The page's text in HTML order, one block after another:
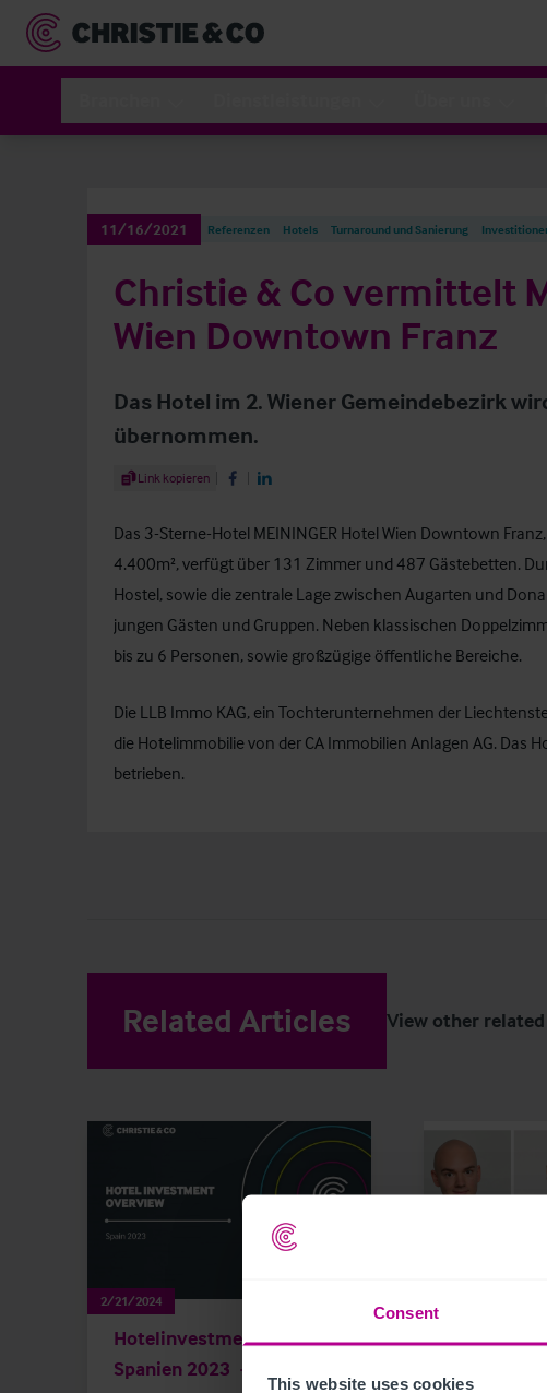
Consent
This website uses cookies
11/16/2021 Referenzen Hotels Turnaround und Sanierung
Christie & Co vermittelt
Wien Downtown Franz
Das Hotel im 2. Wiener Gemeindebezirk
übernommen.
Share Article
Link kopieren Share on Facebook
Share on LinkedIn
Das 3-Sterne-Hotel MEININGER Hotel Wien Downtown Franz
4.400m², verfügt über 131 Zimmer und 487 Gästebetten.
Hostel, sowie die zentrale Lage zwischen Augarten und
jungen Gästen und Gruppen. Neben klassischen
bis zu 6 Personen, sowie großzügige öffentliche Bereiche.
Die LLB Immo KAG, ein Tochterunternehmen der
die Hotelimmobilie von der CA Immobilien Anlagen AG. Das
betrieben.
Related Articles View other
2/21/2024
Hotelinvestmentmarkt
Spanien 2023
Christie &